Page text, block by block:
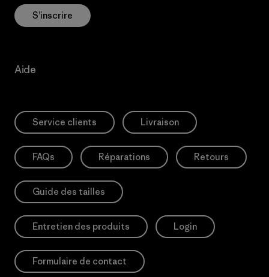
S’inscrire
Aide
Service clients Livraison
FAQs Réparations Retours
Guide des tailles
Entretien des produits Login
Formulaire de contact